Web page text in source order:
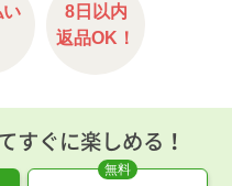
い
8日以内
返品OK！
すぐに楽しめる！